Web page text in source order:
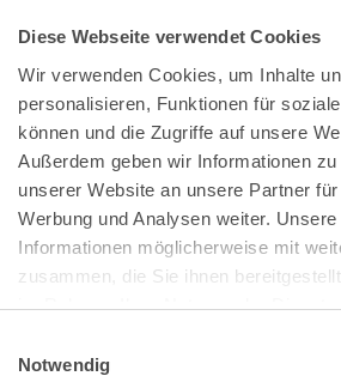
Diese Webseite verwendet Cookies
Wir verwenden Cookies, um Inhalte
personalisieren, Funktionen für
können und die Zugriffe auf unsere
Außerdem geben wir Informationen
unserer Website an unsere Partner
Werbung und Analysen weiter.
Informationen möglicherweise mit
zusammen, die Sie ihnen
im Rahmen Ihrer Nutzung der
Impressum
Notwendig
Bundeskanzlerplatz 2
53113 Bonn
Pressemitteilungen|AGB
Impressum|Datenschutz